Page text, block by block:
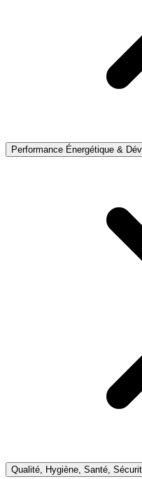
Performance Énergétique &
Qualité, Hygiène, Santé,